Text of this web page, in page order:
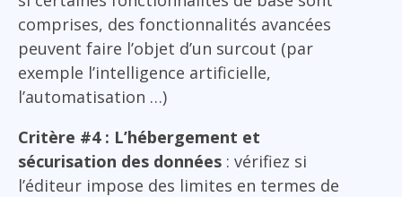
comprises, des fonctionnalités avancées
peuvent faire l’objet d’un surcout (par
exemple l’intelligence artificielle,
l’automatisation …)
Critère #4 : L’hébergement et
sécurisation des données : vérifiez si
l’éditeur impose des limites en termes de